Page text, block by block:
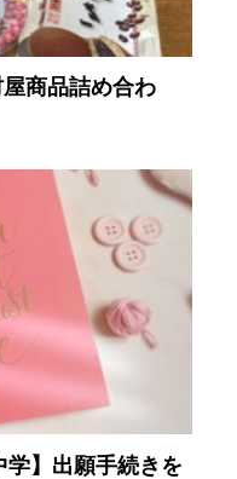
屋商品詰め合わ
学】出願手続きを